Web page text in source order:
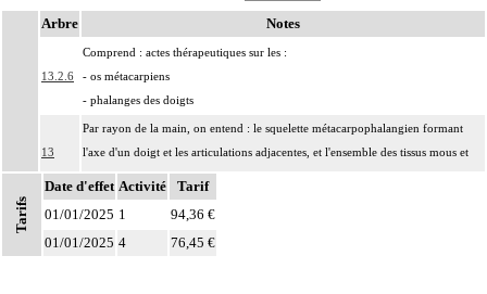
Arbre Notes
13.2.6
Comprend : actes thérapeutiques sur les :
- os métacarpiens
- phalanges des doigts
13
Par rayon de la main, on entend : le squelette métacarpophalangien formant
l'axe d'un doigt et les articulations adjacentes, et l'ensemble des tissus mous et
des paquets vasculonerveux correspondants.
13
Par fracture complexe, on entend : fracture osseuse
- incoercible après réduction,
Tarifs
Date d'effet Activité
Tarif
01/01/2025 1
94,36 €
01/01/2025 4 76,45 €